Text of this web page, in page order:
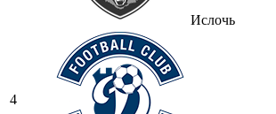
Ислочь
4